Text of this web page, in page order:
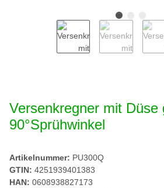
Versenkregner mit Düse
90°Sprühwinkel
Artikelnummer: PU300Q
GTIN: 4251939401383
HAN: 0608938827173